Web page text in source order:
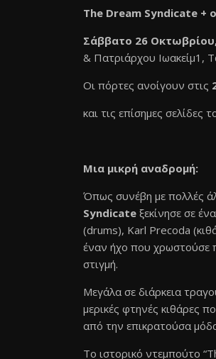
The Dream Syndicate +
Σάββατο 26 Οκτωβρίου
& Πατριάρχου Ιωακείμ1,
Οι πόρτες ανοίγουν στις
και τις επίσημες σελίδες
Mια μικρή αναδρομή:
Όπως συνέβη με πολλές
Syndicate ξεκίνησε σε
(drums), Karl Precoda
έναν ήχο που χρωστούσε
στιγμή.
Μεγάλα σε διάρκεια
μερικές φτηνές κιθάρες
από την επικρατούσα
Το ιστορικό ντεμπούτο